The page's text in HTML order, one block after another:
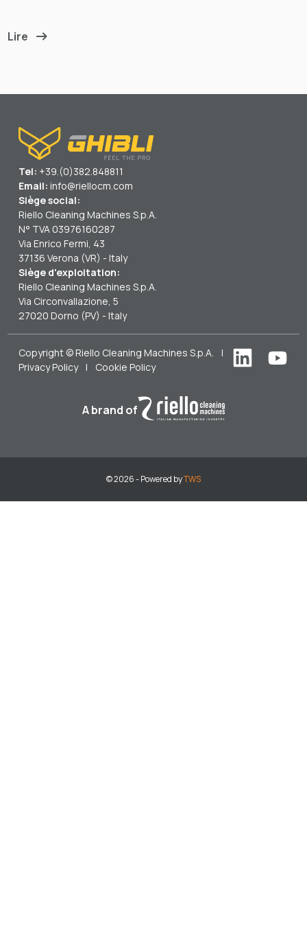
Lire
Tel: +39.(0)382.848811
Email:info@riellocm.com
Siège social:
Riello Cleaning Machines S.p.A.
N° TVA 03976160287
Via Enrico Fermi, 43
37136 Verona (VR) - Italy
Siège d'exploitation:
Riello Cleaning Machines S.p.A.
Via Circonvallazione, 5
27020 Dorno (PV) - Italy
Copyright © Riello Cleaning Machines S.p.A.
|
Privacy Policy | Cookie Policy
A brand of
© 2026 - Powered byTWS